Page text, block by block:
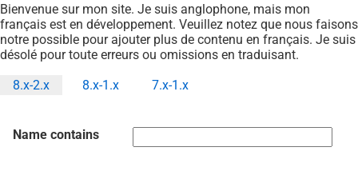
d'Ariane
Bienvenue sur mon site. Je suis anglophone, mais mon
français est en développement. Veuillez notez que nous faisons
notre possible pour ajouter plus de contenu en français. Je suis
désolé pour toute erreurs ou omissions en traduisant.
principaux
8.x-2.x 8.x-1.x 7.x-1.x
Name contains